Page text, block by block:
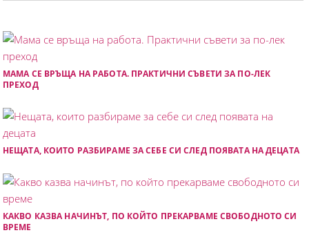
МАМА СЕ ВРЪЩА НА РАБОТА. ПРАКТИЧНИ СЪВЕТИ ЗА ПО-ЛЕК
ПРЕХОД
НЕЩАТА, КОИТО РАЗБИРАМЕ ЗА СЕБЕ СИ СЛЕД ПОЯВАТА НА ДЕЦАТА
КАКВО КАЗВА НАЧИНЪТ, ПО КОЙТО ПРЕКАРВАМЕ СВОБОДНОТО СИ
ВРЕМЕ